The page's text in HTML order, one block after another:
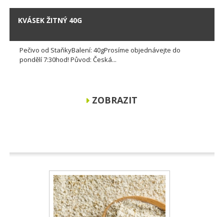
KVÁSEK ŽITNÝ 40G
Pečivo od StaňkyBalení: 40gProsíme objednávejte do
pondělí 7:30hod! Původ: Česká...
ZOBRAZIT